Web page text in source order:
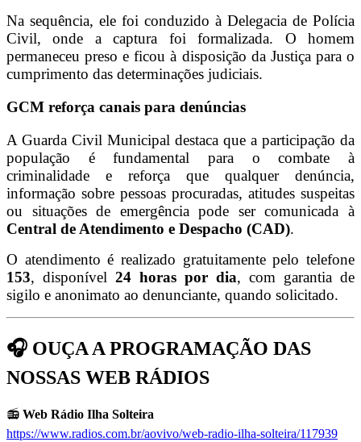
Na sequência, ele foi conduzido à Delegacia de Polícia
Civil, onde a captura foi formalizada. O homem
permaneceu preso e ficou à disposição da Justiça para o
cumprimento das determinações judiciais.
GCM reforça canais para denúncias
A Guarda Civil Municipal destaca que a participação da
população é fundamental para o combate à
criminalidade e reforça que qualquer denúncia,
informação sobre pessoas procuradas, atitudes suspeitas
ou situações de emergência pode ser comunicada à
Central de Atendimento e Despacho (CAD).
O atendimento é realizado gratuitamente pelo telefone
153, disponível 24 horas por dia, com garantia de
sigilo e anonimato ao denunciante, quando solicitado.
🎧 OUÇA A PROGRAMAÇÃO DAS
NOSSAS WEB RÁDIOS
📻 Web Rádio Ilha Solteira
https://www.radios.com.br/aovivo/web-radio-ilha-solteira/117939